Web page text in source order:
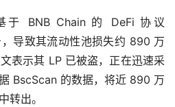
于 BNB Chain 的 DeFi 协议
导致其流动性池损失约 890 万
表示其 LP 已被盗，正在迅速采
BscScan 的数据，将近 890 万
转出。